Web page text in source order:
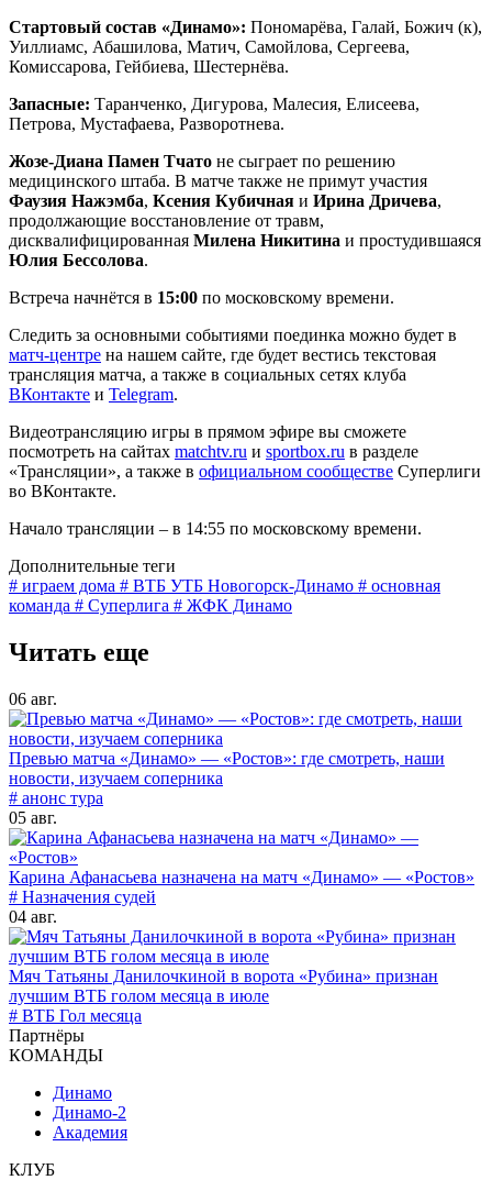
Стартовый состав «Динамо»: Пономарёва, Галай, Божич (к),
Уиллиамс, Абашилова, Матич, Самойлова, Сергеева,
Комиссарова, Гейбиева, Шестернёва.
Запасные: Таранченко, Дигурова, Малесия, Елисеева,
Петрова, Мустафаева, Разворотнева.
Жозе-Диана Памен Тчато не сыграет по решению
медицинского штаба. В матче также не примут участия
Фаузия Нажэмба, Ксения Кубичная и Ирина Дричева,
продолжающие восстановление от травм,
дисквалифицированная Милена Никитина и простудившаяся
Юлия Бессолова.
Встреча начнётся в 15:00 по московскому времени.
Следить за основными событиями поединка можно будет в
матч-центре на нашем сайте, где будет вестись текстовая
трансляция матча, а также в социальных сетях клуба
ВКонтакте и Telegram.
Видеотрансляцию игры в прямом эфире вы сможете
посмотреть на сайтах matchtv.ru и sportbox.ru в разделе
«Трансляции», а также в официальном сообществе Суперлиги
во ВКонтакте.
Начало трансляции – в 14:55 по московскому времени.
Дополнительные теги
# играем дома # ВТБ УТБ Новогорск-Динамо # основная
команда # Суперлига # ЖФК Динамо
Читать еще
06 авг.
Превью матча «Динамо» — «Ростов»: где смотреть, наши
новости, изучаем соперника
# анонс тура
05 авг.
Карина Афанасьева назначена на матч «Динамо» — «Ростов»
# Назначения судей
04 авг.
Мяч Татьяны Данилочкиной в ворота «Рубина» признан
лучшим ВТБ голом месяца в июле
# ВТБ Гол месяца
Партнёры
КОМАНДЫ
Динамо
Динамо-2
Академия
КЛУБ